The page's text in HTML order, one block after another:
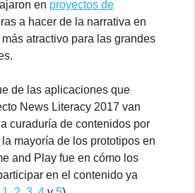
en proyectos de
a hacer de la narrativa en
atractivo para las grandes
de las aplicaciones que
News Literacy 2017 van
curaduría de contenidos por
mayoría de los prototipos en
and Play fue en cómo los
en el contenido ya